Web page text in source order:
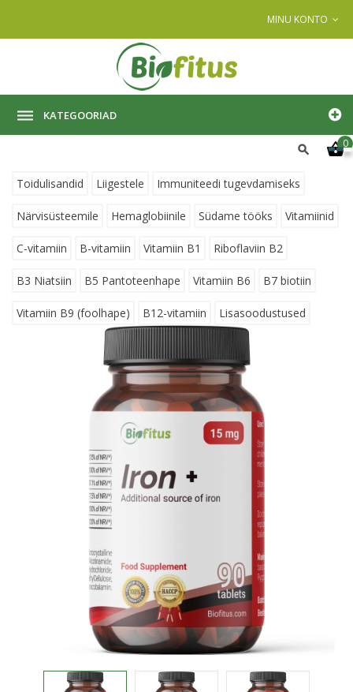
MINU KONTO
KATEGOORIAD
0
Toidulisandid Liigestele Immuniteedi tugevdamiseks
Närvisüsteemile Hemaglobiinile Südame tööks Vitamiinid
C-vitamiin B-vitamiin Vitamiin B1 Riboflaviin B2
B3 Niatsiin B5 Pantoteenhape Vitamiin B6 B7 biotiin
Vitamiin B9 (foolhape) B12-vitamiin Lisasoodustused